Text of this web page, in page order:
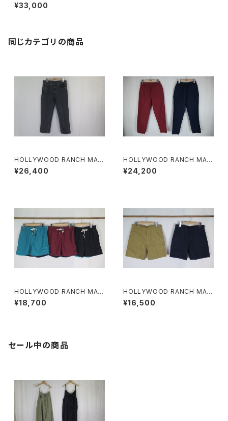
スジーンズ
¥33,000
同じカテゴリの商品
HOLLYWOOD RANCH MAR
KET レギュラーフィット テーパ
ードウォッシュド NEWジーンズ
¥26,400
HOLLYWOOD RANCH MAR
KET フィールソーグッド フィー
ルドパンツ
¥24,200
HOLLYWOOD RANCH MAR
KET Hエンブロイダリー ライト
シェルバルキータフタ レッグスフ
¥18,700
HOLLYWOOD RANCH MAR
KET サマーコール ビーチショー
ツ
¥16,500
セール中の商品